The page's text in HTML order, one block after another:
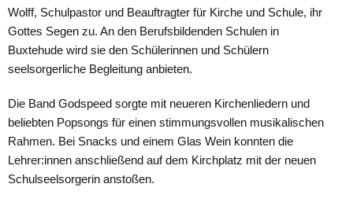
Wolff, Schulpastor und Beauftragter für Kirche und Schule, ihr
Gottes Segen zu. An den Berufsbildenden Schulen in
Buxtehude wird sie den Schülerinnen und Schülern
seelsorgerliche Begleitung anbieten.
Die Band Godspeed sorgte mit neueren Kirchenliedern und
beliebten Popsongs für einen stimmungsvollen musikalischen
Rahmen. Bei Snacks und einem Glas Wein konnten die
Lehrer:innen anschließend auf dem Kirchplatz mit der neuen
Schulseelsorgerin anstoßen.